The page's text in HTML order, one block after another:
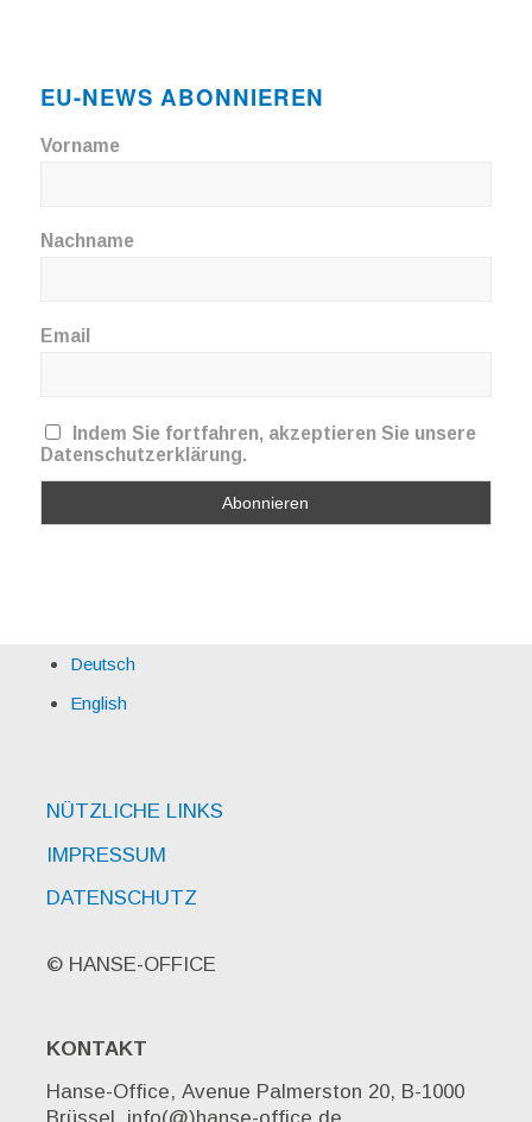
EU-NEWS ABONNIEREN
Vorname
Nachname
Email
Indem Sie fortfahren, akzeptieren Sie unsere
Datenschutzerklärung.
Deutsch
English
NÜTZLICHE LINKS
IMPRESSUM
DATENSCHUTZ
© HANSE-OFFICE
KONTAKT
Hanse-Office, Avenue Palmerston 20, B-1000